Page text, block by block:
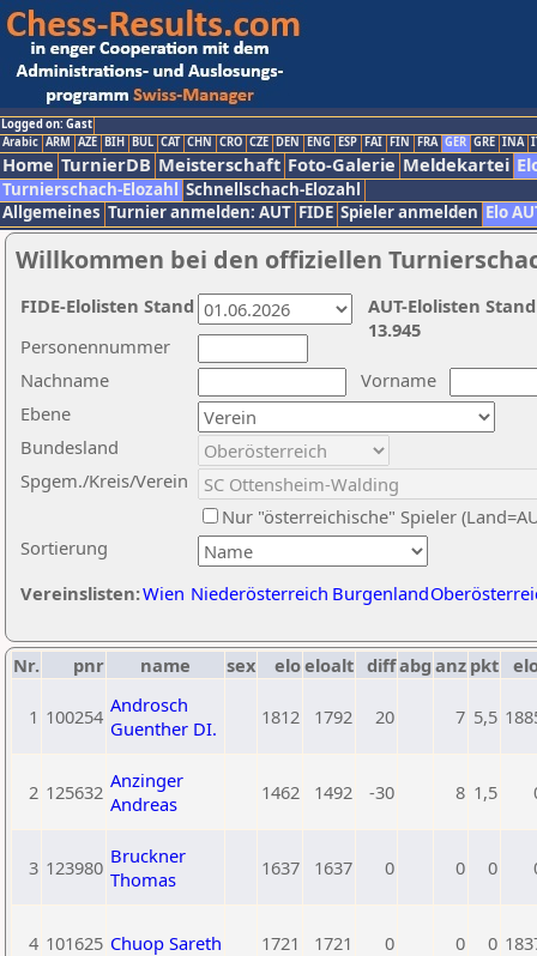
Logged on: Gast
Arabic ARM AZE BIH BUL CAT CHN CRO CZE DEN ENG ESP FAI FIN FRA GER GRE INA
Home TurnierDB Meisterschaft Foto-Galerie Meldekartei
Turnierschach-Elozahl Schnellschach-Elozahl
Allgemeines Turnier anmelden: AUT FIDE Spieler anmelden Elo
Willkommen bei den offiziellen
Nachname
Vorname
Ebene
Sortierung
Personennummer
Bundesland
Spgem./Kreis/Verein
Nur "österreichische" Spieler
Vereinslisten:Wien Niederösterreich Burgenland
AUT-Elolisten
13.945
FIDE-Elolisten Stand
Nr. pnr name sex eloeloalt diffabg anz pkt
1 100254 Androsch
Guenther DI.
1812 1792 20 7 5,5
2 125632 Anzinger
Andreas
1462 1492 -30 8 1,5
3 123980 Bruckner
Thomas
1637 1637 0 0 0
4 101625 Chuop Sareth 1721 1721 0 0 0